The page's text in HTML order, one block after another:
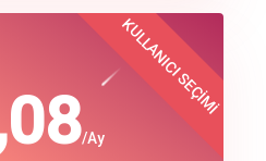
costs /Ay
KULLANICI SEÇİMİ
$